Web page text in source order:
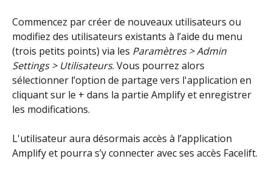
Commencez par créer de nouveaux utilisateurs ou
modifiez des utilisateurs existants à l’aide du menu
(trois petits points) via les Paramètres > Admin
Settings > Utilisateurs. Vous pourrez alors
sélectionner l’option de partage vers l'application en
cliquant sur le + dans la partie Amplify et enregistrer
les modifications.
L'utilisateur aura désormais accès à l’application
Amplify et pourra s’y connecter avec ses accès Facelift.